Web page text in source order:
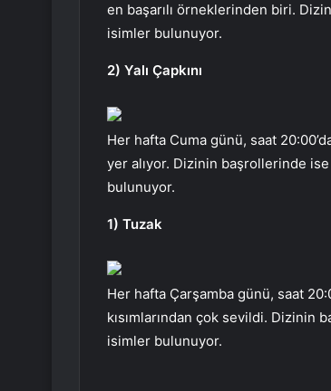
en başarılı örneklerinden biri.
isimler bulunuyor.
2) Yalı Çapkını
Her hafta Cuma günü, saat
yer alıyor. Dizinin başrollerinde
bulunuyor.
1) Tuzak
Her hafta Çarşamba günü, saat
kısımlarından çok sevildi. Dizinin
isimler bulunuyor.